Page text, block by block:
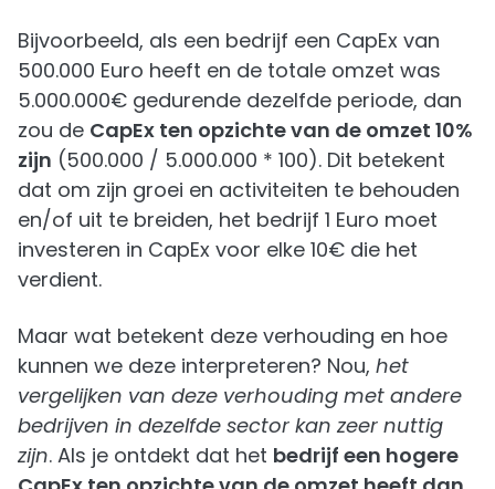
Bijvoorbeeld, als een bedrijf een CapEx van
500.000 Euro heeft en de totale omzet was
5.000.000€ gedurende dezelfde periode, dan
zou de CapEx ten opzichte van de omzet 10%
zijn (500.000 / 5.000.000 * 100). Dit betekent
dat om zijn groei en activiteiten te behouden
en/of uit te breiden, het bedrijf 1 Euro moet
investeren in CapEx voor elke 10€ die het
verdient.
Maar wat betekent deze verhouding en hoe
kunnen we deze interpreteren? Nou, het
vergelijken van deze verhouding met andere
bedrijven in dezelfde sector kan zeer nuttig
zijn. Als je ontdekt dat het bedrijf een hogere